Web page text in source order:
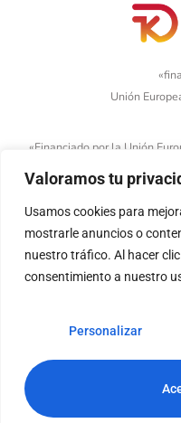
Valoramos tu
Usamos cookies para
mostrarle anuncios o
nuestro tráfico. Al hacer
consentimiento a nuestro
Personalizar
Unión
«Financiado por la Unión
los puntos de vista y las
del autor o autores y no
Europea o la Comisión
Europea pueden ser